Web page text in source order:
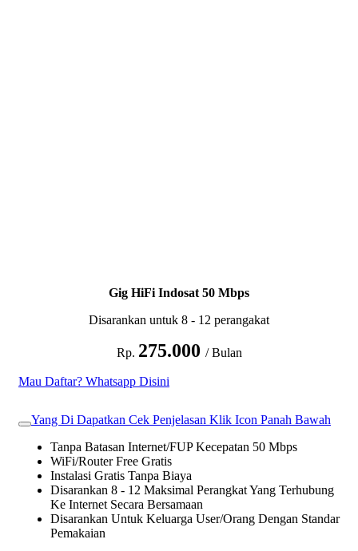
Gig HiFi Indosat 50 Mbps
Disarankan untuk 8 - 12 perangakat
Rp. 275.000 / Bulan
Mau Daftar? Whatsapp Disini
Yang Di Dapatkan Cek Penjelasan Klik Icon Panah Bawah
Tanpa Batasan Internet/FUP Kecepatan 50 Mbps
WiFi/Router Free Gratis
Instalasi Gratis Tanpa Biaya
Disarankan 8 - 12 Maksimal Perangkat Yang Terhubung
Ke Internet Secara Bersamaan
Disarankan Untuk Keluarga User/Orang Dengan Standar
Pemakaian